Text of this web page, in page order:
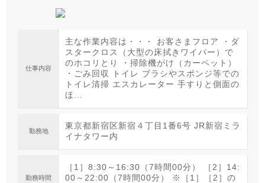
仕事内容
主な作業内容は・・・ お客さまフロア ・ダ
スタークロス（大型の床拭きワイパー）で
のホコリとり ・掃除機がけ（カーペット）
・ごみ回収 トイレ ブラシやスポンジ等での
トイレ清掃 エスカレーター 手すりと側面の
ほ...
勤務地
東京都新宿区新宿４丁目1番6号 JR新宿ミラ
イナタワー内
勤務時間
［1］8:30～16:30（7時間00分） ［2］14:
00～22:00（7時間00分） ※［1］［2］の